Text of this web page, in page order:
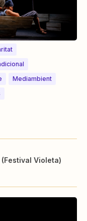
Mediambient
(Festival Violeta)